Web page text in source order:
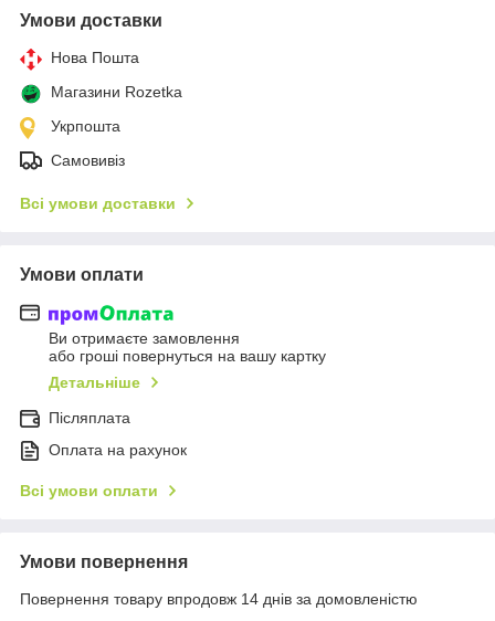
Умови доставки
Нова Пошта
Магазини Rozetka
Укрпошта
Самовивіз
Всі умови доставки
Умови оплати
Ви отримаєте замовлення
або гроші повернуться на вашу картку
Детальніше
Післяплата
Оплата на рахунок
Всі умови оплати
Умови повернення
Повернення товару впродовж 14 днів за домовленістю